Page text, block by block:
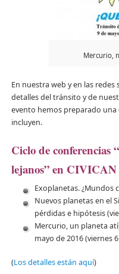
Mercurio,
En nuestra web y en las
detalles del tránsito y de
evento hemos preparado
incluyen.
Ciclo de conferencias
lejanos” en CIVICAN
Exoplanetas. ¿Mundos
Nuevos planetas en el
pérdidas e hipótesis
Mercurio, un planeta
mayo de 2016 (viernes
(Los detalles están aquí)